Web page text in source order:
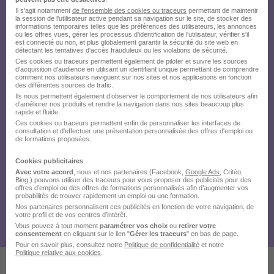
Il s'agit notamment de l'ensemble des cookies ou traceurs permettant de maintenir
la session de l'utilisateur active pendant sa navigation sur le site, de stocker des
informations temporaires telles que les préférences des utilisateurs, les annonces
ou les offres vues, gérer les processus d'identification de l'utilisateur, vérifier s'il
est connecté ou non, et plus globalement garantir la sécurité du site web en
détectant les tentatives d'accès frauduleux ou les violations de sécurité.
Ces cookies ou traceurs permettent également de piloter et suivre les sources
d'acquisition d'audience en utilisant un identifiant unique permettant de comprendre
comment nos utilisateurs naviguent sur nos sites et nos applications en fonction
des différentes sources de trafic.
Ils nous permettent également d’observer le comportement de nos utilisateurs afin
d'améliorer nos produits et rendre la navigation dans nos sites beaucoup plus
rapide et fluide.
Ces cookies ou traceurs permettent enfin de personnaliser les interfaces de
consultation et d'effectuer une présentation personnalisée des offres d'emploi ou
de formations proposées.
Cookies publicitaires
Avec votre accord , nous et nos partenaires (Facebook, Google Ads , Critéo,
Bing,) pouvons utiliser des traceurs pour vous proposer des publicités pour des
offres d’emploi ou des offres de formations personnalisés afin d’augmenter vos
probabilités de trouver rapidement un emploi ou une formation.
Nos partenaires personnalisent ces publicités en fonction de votre navigation, de
votre profil et de vos centres d’intérêt.
Vous pouvez à tout moment paramétrer vos choix ou retirer votre
consentement en cliquant sur le lien "Gérer les traceurs" en bas de page.
Pour en savoir plus, consultez notre Politique de confidentialité et notre
Politique relative aux cookies